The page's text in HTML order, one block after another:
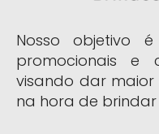
Nosso objetivo
promocionais e
visando dar
na hora de brindar